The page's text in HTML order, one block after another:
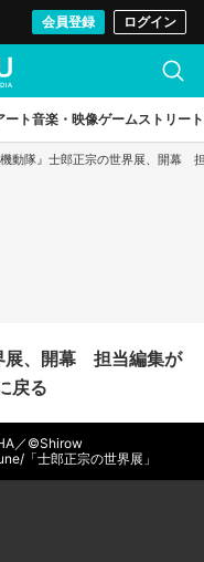
会員登録 ログイン
ート音楽・映像ゲームストリート
機動隊』士郎正宗の世界展、開幕
展、開幕 担当編集が
戻る
／©Shirow
「士郎正宗の世界展」